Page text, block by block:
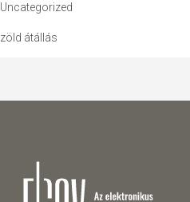
Uncategorized
zöld átállás